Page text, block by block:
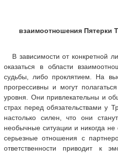
взаимоотношения Пятерки
В зависимости от конкретной
оказаться в области
судьбы, либо проклятием. На
прогрессивны и могут
уровня. Они привлекательны и
страх перед обязательствами у
настолько силен, что они
необычные ситуации и никогда
серьезные отношения с
ответственности приводит к